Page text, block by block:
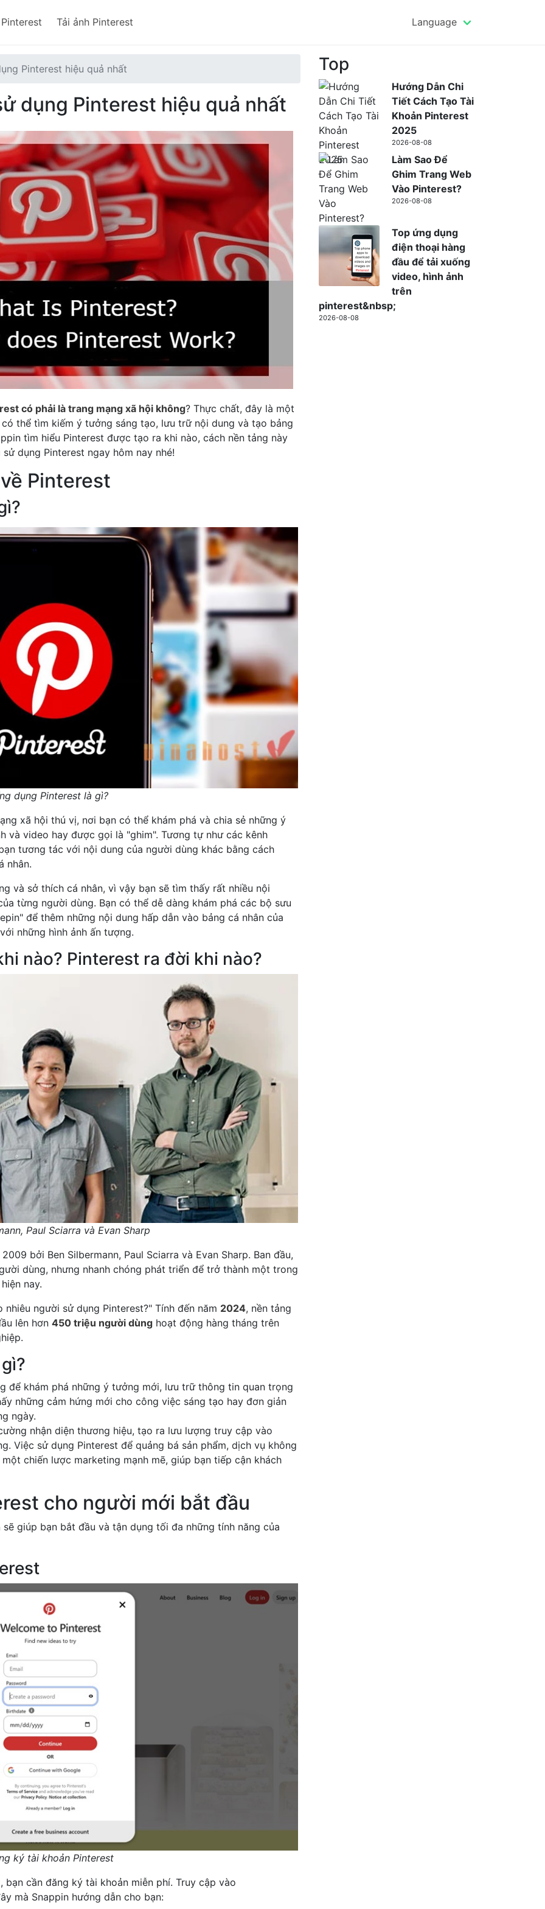
Tải ảnh Pinterest Language
Pinterest hiệu quả nhất
dụng Pinterest hiệu quả nhất
có phải là trang mạng xã hội không? Thực chất, đây là một
thể tìm kiếm ý tưởng sáng tạo, lưu trữ nội dung và tạo bảng
tìm hiểu Pinterest được tạo ra khi nào, cách nền tảng này
dụng Pinterest ngay hôm nay nhé!
Pinterest
dụng Pinterest là gì?
xã hội thú vị, nơi bạn có thể khám phá và chia sẻ những ý
và video hay được gọi là "ghim". Tương tự như các kênh
tương tác với nội dung của người dùng khác bằng cách
nhân.
và sở thích cá nhân, vì vậy bạn sẽ tìm thấy rất nhiều nội
từng người dùng. Bạn có thể dễ dàng khám phá các bộ sưu
để thêm những nội dung hấp dẫn vào bảng cá nhân của
những hình ảnh ấn tượng.
nào? Pinterest ra đời khi nào?
Paul Sciarra và Evan Sharp
bởi Ben Silbermann, Paul Sciarra và Evan Sharp. Ban đầu,
dùng, nhưng nhanh chóng phát triển để trở thành một trong
nay.
người sử dụng Pinterest?" Tính đến năm 2024, nền tảng
lên hơn 450 triệu người dùng hoạt động hàng tháng trên
để khám phá những ý tưởng mới, lưu trữ thông tin quan trọng
những cảm hứng mới cho công việc sáng tạo hay đơn giản
ngày.
nhận diện thương hiệu, tạo ra lưu lượng truy cập vào
Việc sử dụng Pinterest để quảng bá sản phẩm, dịch vụ không
chiến lược marketing mạnh mẽ, giúp bạn tiếp cận khách
cho người mới bắt đầu
giúp bạn bắt đầu và tận dụng tối đa những tính năng của
ký tài khoản Pinterest
cần đăng ký tài khoản miễn phí. Truy cập vào
mà Snappin hướng dẫn cho bạn:
Top
Hướng Dẫn Chi
Tiết Cách Tạo Tài
Khoản Pinterest
2025
2026-08-08
Làm Sao Để
Ghim Trang Web
Vào Pinterest?
2026-08-08
Top ứng dụng
điện thoại hàng
đầu để tải xuống
video, hình ảnh
trên
pinterest&nbsp;
2026-08-08